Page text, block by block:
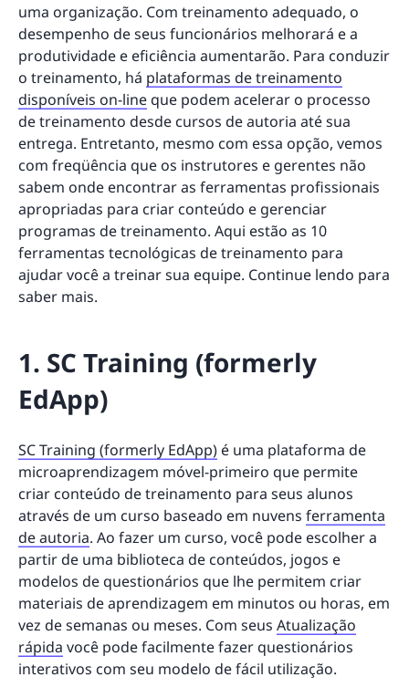
uma organização. Com treinamento adequado, o
desempenho de seus funcionários melhorará e a
produtividade e eficiência aumentarão. Para conduzir
o treinamento, há plataformas de treinamento
disponíveis on-lineque podem acelerar o processo
de treinamento desde cursos de autoria até sua
entrega. Entretanto, mesmo com essa opção, vemos
com freqüência que os instrutores e gerentes não
sabem onde encontrar as ferramentas profissionais
apropriadas para criar conteúdo e gerenciar
programas de treinamento. Aqui estão as 10
ferramentas tecnológicas de treinamento para
ajudar você a treinar sua equipe. Continue lendo para
saber mais.
1. SC Training (formerly
EdApp)
SC Training (formerly EdApp) é uma plataforma de
microaprendizagem móvel-primeiro que permite
criar conteúdo de treinamento para seus alunos
através de um curso baseado em nuvens ferramenta
de autoria. Ao fazer um curso, você pode escolher a
partir de uma biblioteca de conteúdos, jogos e
modelos de questionários que lhe permitem criar
materiais de aprendizagem em minutos ou horas, em
vez de semanas ou meses. Com seus Atualização
rápida você pode facilmente fazer questionários
interativos com seu modelo de fácil utilização.